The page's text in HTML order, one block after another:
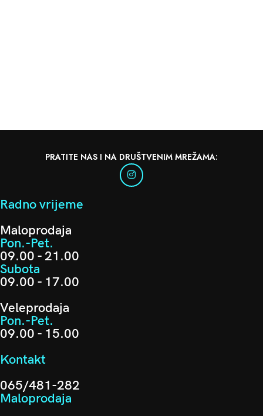
PRATITE NAS I NA DRUŠTVENIM MREŽAMA:
Radno vrijeme
Maloprodaja
Pon.-Pet.
09.00 - 21.00
Subota
09.00 - 17.00
Veleprodaja
Pon.-Pet.
09.00 - 15.00
Kontakt
065/481-282
Maloprodaja